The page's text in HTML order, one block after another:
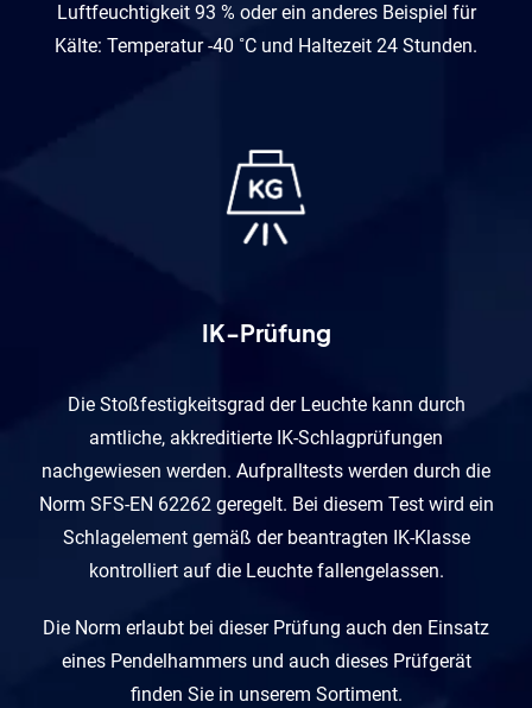
Luftfeuchtigkeit 93 % oder ein anderes Beispiel für
Kälte: Temperatur -40 ˚C und Haltezeit 24 Stunden.
IK-Prüfung
Die Stoßfestigkeitsgrad der Leuchte kann durch
amtliche, akkreditierte IK-Schlagprüfungen
nachgewiesen werden. Aufpralltests werden durch die
Norm SFS-EN 62262 geregelt. Bei diesem Test wird ein
Schlagelement gemäß der beantragten IK-Klasse
kontrolliert auf die Leuchte fallengelassen.
Die Norm erlaubt bei dieser Prüfung auch den Einsatz
eines Pendelhammers und auch dieses Prüfgerät
finden Sie in unserem Sortiment.